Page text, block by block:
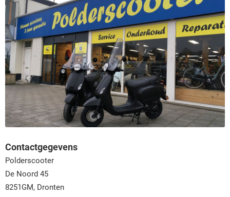
Contactgegevens
Polderscooter
De Noord 45
8251GM, Dronten